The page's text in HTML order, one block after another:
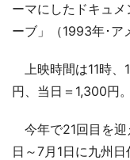
ーマにしたドキュ
ーブ」（1993年･ア
上映時間は11時、
円、当日＝1,300円。
今年で21回目を迎
日～7月1日に九州